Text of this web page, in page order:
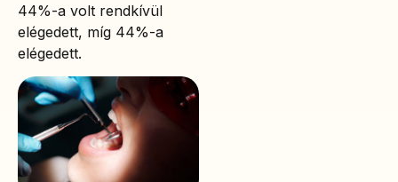
44%-a volt rendkívül
elégedett, míg 44%-a
elégedett.